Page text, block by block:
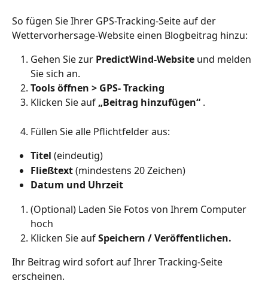
So fügen Sie Ihrer GPS-Tracking-Seite auf der
Wettervorhersage-Website einen Blogbeitrag hinzu:
Gehen Sie zur PredictWind-Website und melden
Sie sich an.
Tools öffnen > GPS-Tracking
Klicken Sie auf „Beitrag hinzufügen“ .
Füllen Sie alle Pflichtfelder aus:
Titel (eindeutig)
Fließtext (mindestens 20 Zeichen)
Datum und Uhrzeit
(Optional) Laden Sie Fotos von Ihrem Computer
hoch
Klicken Sie auf Speichern / Veröffentlichen.
Ihr Beitrag wird sofort auf Ihrer Tracking-Seite
erscheinen.